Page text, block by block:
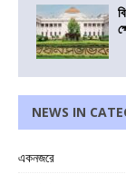
NEWS IN
একনজরে